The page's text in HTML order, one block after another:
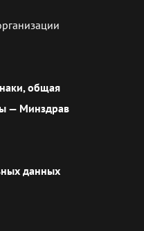
общая
— Минздрав
данных